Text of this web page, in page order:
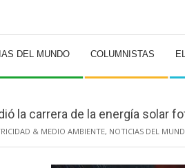
DEL MUNDO COLUMNISTAS
la carrera de la energía solar
& MEDIO AMBIENTE, NOTICIAS DEL